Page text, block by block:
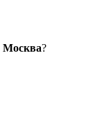
Москва?